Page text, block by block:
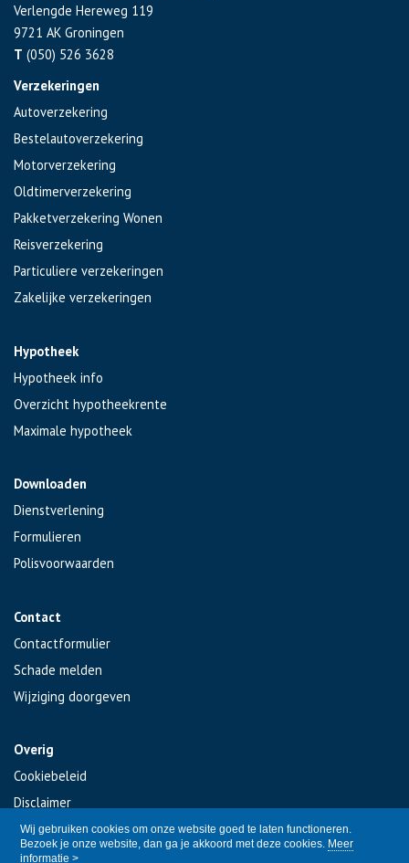
Wij gebruiken cookies om onze website goed te laten functioneren.
Bezoek je onze website, dan ga je akkoord met deze cookies. Meer
informatie >
Verlengde Hereweg 119
9721 AK Groningen
T (050) 526 3628
Verzekeringen
Autoverzekering
Bestelautoverzekering
Motorverzekering
Oldtimerverzekering
Pakketverzekering Wonen
Reisverzekering
Particuliere verzekeringen
Zakelijke verzekeringen
Hypotheek
Hypotheek info
Overzicht hypotheekrente
Maximale hypotheek
Downloaden
Dienstverlening
Formulieren
Polisvoorwaarden
Contact
Contactformulier
Schade melden
Wijziging doorgeven
Overig
Cookiebeleid
Disclaimer
Privacy